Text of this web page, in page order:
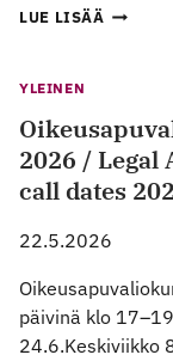
LUE LISÄÄ PYKÄLÄ
SARI
YLEINEN
2026 / Legal
call dates
22.5.2026
päivinä klo
24.6.Keskiviikko